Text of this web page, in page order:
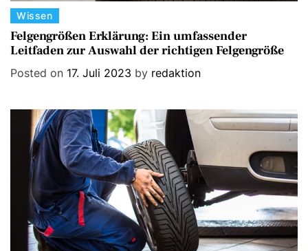
C
a
t
e
Wissen
Felgengrößen Erklärung: Ein umfassender
Leitfaden zur Auswahl der richtigen Felgengröße
Posted on 17. Juli 2023 by redaktion